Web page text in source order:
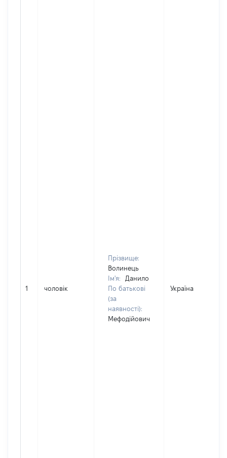
1 чоловік
Прізвище:
Волинець
Ім'я:
Данило
По батькові
(за
наявності):
Мефодійович
Україна